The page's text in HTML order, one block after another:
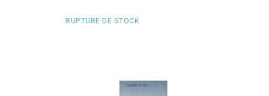
RUPTURE DE STOCK